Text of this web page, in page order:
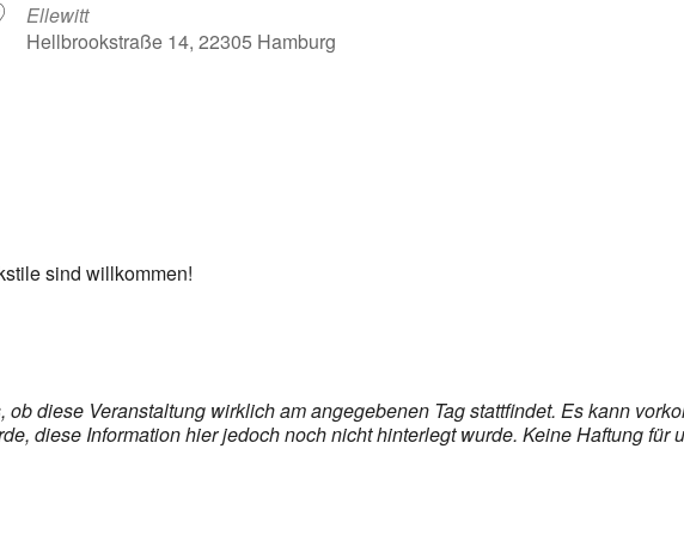
Ellewitt
Hellbrookstraße 14, 22305 Hamburg
sind willkommen!
diese Veranstaltung wirklich am angegebenen Tag stattfindet. Es kann
diese Information hier jedoch noch nicht hinterlegt wurde. Keine Haftung für